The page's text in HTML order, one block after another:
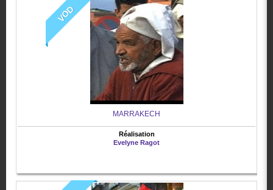
VOD
MARRAKECH
Réalisation
Evelyne Ragot